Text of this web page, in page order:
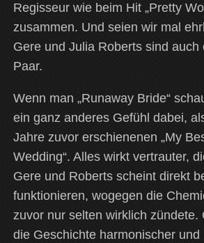
Regisseur wie beim Hit „Pretty
zusammen. Und seien wir mal
Gere und Julia Roberts sind auch
Paar.
Wenn man „Runaway Bride“
ein ganz anderes Gefühl dabei,
Jahre zuvor erschienenen „My
Wedding“. Alles wirkt vertrauter,
Gere und Roberts scheint direkt
funktionieren, wogegen die
zuvor nur selten wirklich zündete.
die Geschichte harmonischer und